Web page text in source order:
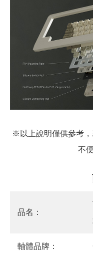
※以上說明僅供參考，
不
品名：
軸體品牌：